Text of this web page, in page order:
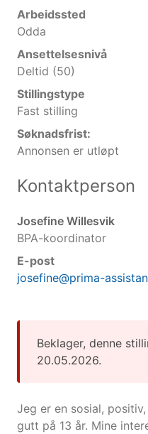
Arbeidssted
Odda
Ansettelsesnivå
Deltid (50)
Stillingstype
Fast stilling
Søknadsfrist:
Annonsen er utløpt
Kontaktperson
Josefine Willesvik
BPA-koordinator
E-post
josefine@prima-
Beklager, denne
20.05.2026.
Jeg er en sosial,
gutt på 13 år. Mine